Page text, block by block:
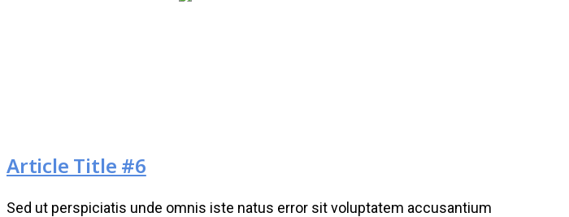
Article Title #6
Sed ut perspiciatis unde omnis iste natus error sit voluptatem accusantium